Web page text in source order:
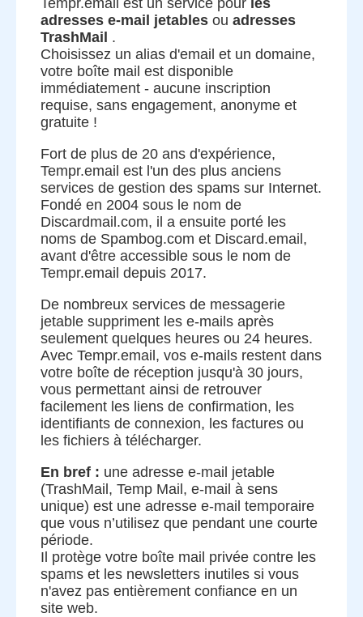
adresses e-mail jetables ou adresses
TrashMail .
Choisissez un alias d'email et un domaine,
votre boîte mail est disponible
immédiatement - aucune inscription
requise, sans engagement, anonyme et
gratuite !
Fort de plus de 20 ans d'expérience,
Tempr.email est l'un des plus anciens
services de gestion des spams sur Internet.
Fondé en 2004 sous le nom de
Discardmail.com, il a ensuite porté les
noms de Spambog.com et Discard.email,
avant d'être accessible sous le nom de
Tempr.email depuis 2017.
De nombreux services de messagerie
jetable suppriment les e-mails après
seulement quelques heures ou 24 heures.
Avec Tempr.email, vos e-mails restent dans
votre boîte de réception jusqu'à 30 jours,
vous permettant ainsi de retrouver
facilement les liens de confirmation, les
identifiants de connexion, les factures ou
les fichiers à télécharger.
En bref : une adresse e-mail jetable
(TrashMail, Temp Mail, e-mail à sens
unique) est une adresse e-mail temporaire
que vous n’utilisez que pendant une courte
période.
Il protège votre boîte mail privée contre les
spams et les newsletters inutiles si vous
n'avez pas entièrement confiance en un
site web.